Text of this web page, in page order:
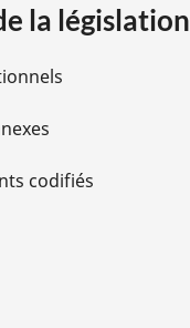
la législation
codifiés